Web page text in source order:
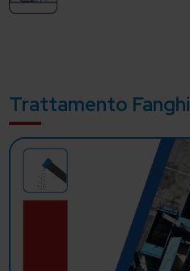
Trattamento Fanghi